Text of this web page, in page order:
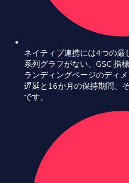
ネイティブ連携には4つの厳
系列グラフがない、GSC 指
ランディングページのディ
遅延と16か月の保持期間、
です。